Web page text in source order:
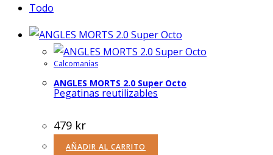
Todo
Calcomanías
ANGLES MORTS 2.0 Super Octo
Pegatinas reutilizables
479 kr
AÑADIR AL CARRITO